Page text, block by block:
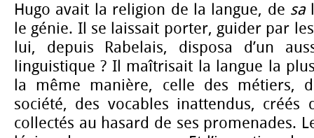
Hugo avait la religion de la langue, de sa
le génie. Il se laissait porter, guider par
lui, depuis Rabelais, disposa d’un
linguistique ? Il maîtrisait la langue la
la même manière, celle des métiers,
société, des vocables inattendus, créés
collectés au hasard de ses promenades.